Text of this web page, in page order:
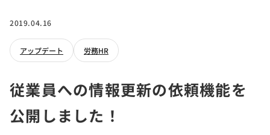
2019.04.16
アップデート 労務HR
従業員への情報更新の依頼機能を
公開しました！